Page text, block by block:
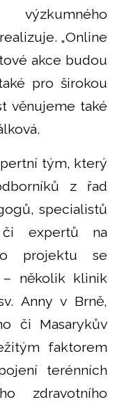
výzkumného
„Online
akce budou
pro širokou
věnujeme také
tým, který
z řad
specialistů
expertů na
projektu se
několik klinik
Anny v Brně,
či Masarykův
faktorem
terénních
zdravotního